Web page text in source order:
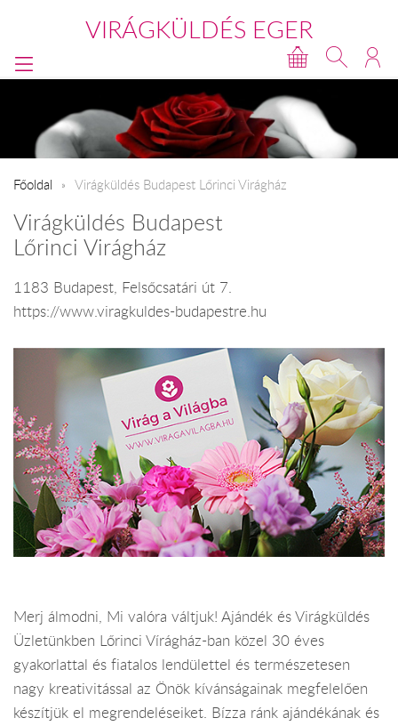
VIRÁGKÜLDÉS EGER
Főoldal Virágküldés Budapest Lőrinci Virágház
Virágküldés Budapest
Lőrinci Virágház
1183 Budapest, Felsőcsatári út 7.
https://www.viragkuldes-budapestre.hu
Merj álmodni, Mi valóra váltjuk! Ajándék és Virágküldés
Üzletünkben Lőrinci Vírágház-ban közel 30 éves
gyakorlattal és fiatalos lendülettel és természetesen
nagy kreativitással az Önök kívánságainak megfelelően
készítjük el megrendeléseiket. Bízza ránk ajándékának és